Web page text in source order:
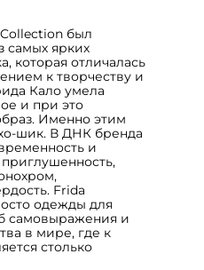
был
самых ярких
которая отличалась
к творчеству и
Кало умела
и при это
Именно этим
шик. В ДНК бренда
и
Frida
одежды для
самовыражения и
в мире, где к
столько